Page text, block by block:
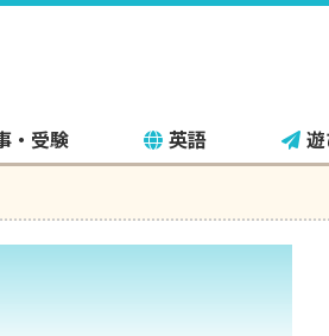
・受験 英語